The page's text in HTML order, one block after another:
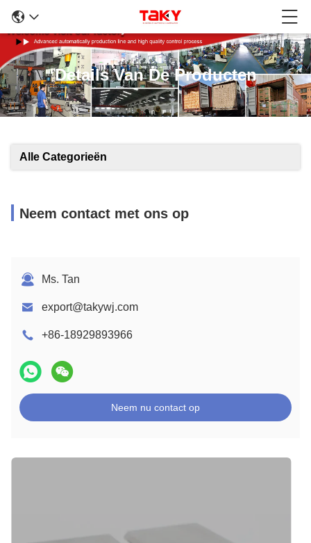
Details Van De Producten
Alle Categorieën
Neem contact met ons op
Ms. Tan
export@takywj.com
+86-18929893966
Neem nu contact op